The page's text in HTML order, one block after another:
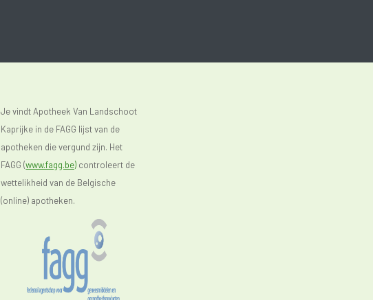
Je vindt Apotheek Van Landschoot
Kaprijke in de FAGG lijst van de
apotheken die vergund zijn. Het
FAGG (www.fagg.be) controleert de
wettelikheid van de Belgische
(online) apotheken.